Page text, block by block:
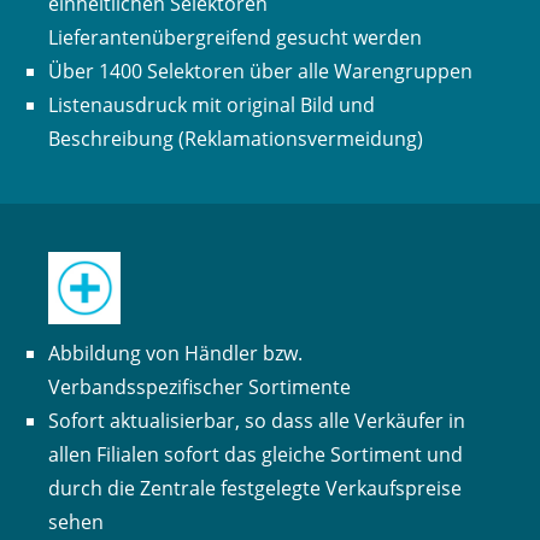
Lieferantenübergreifend gesucht werden
Über 1400 Selektoren über alle Warengruppen
Listenausdruck mit original Bild und
Beschreibung (Reklamationsvermeidung)
Abbildung von Händler bzw.
Verbandsspezifischer Sortimente
Sofort aktualisierbar, so dass alle Verkäufer in
allen Filialen sofort das gleiche Sortiment und
durch die Zentrale festgelegte Verkaufspreise
sehen